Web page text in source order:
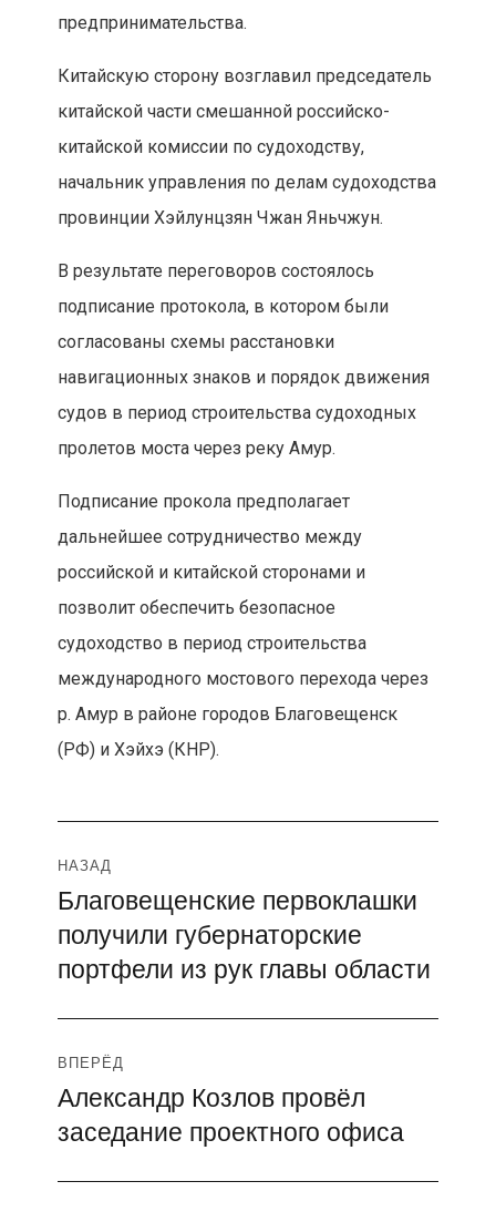
предпринимательства.
Китайскую сторону возглавил председатель
китайской части смешанной российско-
китайской комиссии по судоходству,
начальник управления по делам судоходства
провинции Хэйлунцзян Чжан Яньчжун.
В результате переговоров состоялось
подписание протокола, в котором были
согласованы схемы расстановки
навигационных знаков и порядок движения
судов в период строительства судоходных
пролетов моста через реку Амур.
Подписание прокола предполагает
дальнейшее сотрудничество между
российской и китайской сторонами и
позволит обеспечить безопасное
судоходство в период строительства
международного мостового перехода через
р. Амур в районе городов Благовещенск
(РФ) и Хэйхэ (КНР).
Навигация
по
записям
НАЗАД
Предыдущая
запись:
Благовещенские первоклашки
получили губернаторские
портфели из рук главы области
ВПЕРЁД
Следующая
запись:
Александр Козлов провёл
заседание проектного офиса